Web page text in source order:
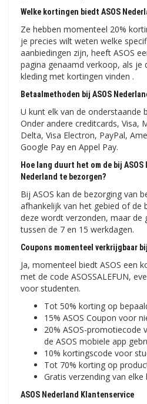
Welke kortingen biedt ASOS
Ze hebben momenteel 20%
je precies wilt weten welke
aanbiedingen zijn, heeft ASOS
pagina genaamd verkoop, als je
kleding met kortingen vinden .
Betaalmethoden bij ASOS
U kunt elk van de onderstaande
Onder andere creditcards, Visa,
Delta, Visa Electron, PayPal,
Google Pay en Appel Pay.
Hoe lang duurt het om de bij
Nederland te bezorgen?
Bij ASOS kan de bezorging van
afhankelijk van het gebied of de
deze wordt verzonden, maar de
tussen de 7 en 15 werkdagen.
Coupons momenteel verkrijgbaar
Ja, momenteel biedt ASOS een
met de code ASOSSALEFUN,
voor studenten.
Tot 50% korting op
15% ASOS Coupon voor
20% ASOS-promotiecode
de ASOS mobiele app
10% kortingscode voor
Tot 70% korting op
Gratis verzending van elke
ASOS Nederland Klantenservice